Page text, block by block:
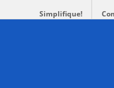
Simplifique!